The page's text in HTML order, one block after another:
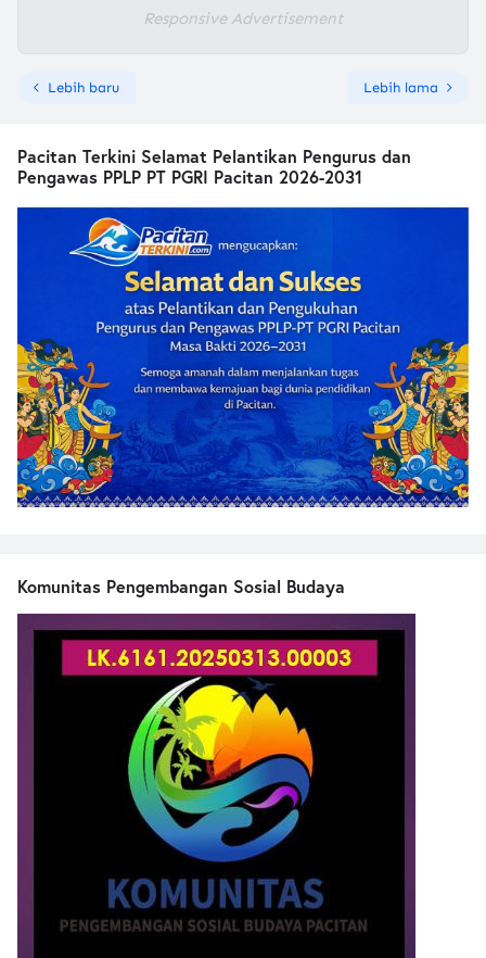
Responsive Advertisement
Lebih baru Lebih lama
Pacitan Terkini Selamat Pelantikan Pengurus dan
Pengawas PPLP PT PGRI Pacitan 2026-2031
Komunitas Pengembangan Sosial Budaya